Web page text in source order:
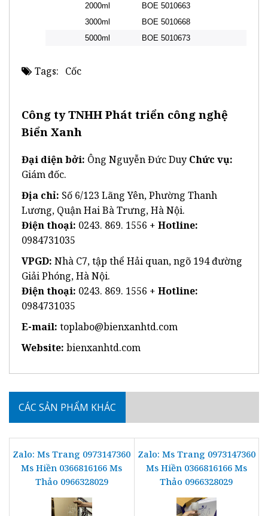
2000ml
BOE 5010663
3000ml
BOE 5010668
5000ml
BOE 5010673
Tags: Cốc
Công ty TNHH Phát triển công nghệ
Biển Xanh
Đại diện bởi: Ông Nguyễn Đức Duy Chức vụ:
Giám đốc.
Địa chỉ: Số 6/123 Lãng Yên, Phường Thanh
Lương, Quận Hai Bà Trưng, Hà Nội.
Điện thoại: 0243. 869. 1556 + Hotline:
0984731035
VPGD: Nhà C7, tập thể Hải quan, ngõ 194 đường
Giải Phóng, Hà Nội.
Điện thoại: 0243. 869. 1556 + Hotline:
0984731035
E-mail: toplabo@bienxanhtd.com
Website: bienxanhtd.com
CÁC SẢN PHẨM KHÁC
Zalo: Ms Trang 0973147360
Ms Hiền 0366816166 Ms
Thảo 0966328029
Zalo: Ms Trang 0973147360
Ms Hiền 0366816166 Ms
Thảo 0966328029